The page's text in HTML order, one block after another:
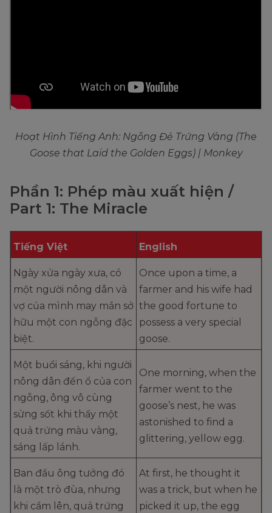
Hoạt Hình Tiếng Anh: Ngỗng Đẻ Trứng Vàng (The
Goose that Laid the Golden Eggs) | Monkey
Phần 1: Phép màu xuất hiện /
Part 1: The Miracle
Tiếng Việt English
Ngày xửa ngày xưa, có
một người nông dân và
vợ của mình may mắn sở
hữu một con ngỗng đặc
biệt.
Once upon a time, a
farmer and his wife had
the good fortune to
possess a very special
goose.
Một buổi sáng, khi người
nông dân đến ổ của con
ngỗng, ông vô cùng
sửng sốt khi thấy một
quả trứng màu vàng,
sáng lấp lánh.
One morning, when the
farmer went to the
goose’s nest, he was
astonished to find a
glittering, yellow egg.
Ban đầu ông tưởng đó
là một trò đùa, nhưng
khi cầm lên, quả trứng
At first, he thought it
was a trick, but when he
picked it up, the egg